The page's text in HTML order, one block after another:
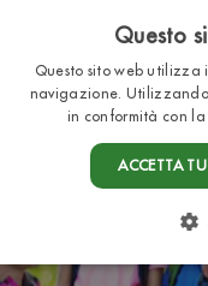
Questo
Questo sito web
navigazione.
in conformità con
ACCETTA